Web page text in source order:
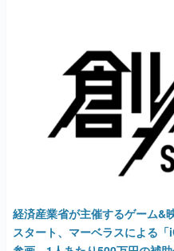
その他
電ファミニコゲーマーとは？
運営：株式会社マレ
経済産業省が主催するゲーム&
スタート、マーベラスによる